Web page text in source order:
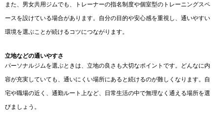
また、男女共用ジムでも、トレーナーの指名制度や個室型のトレーニングスペ
ースを設けている場合があります。自分の目的や安心感を重視し、通いやすい
環境を選ぶことが続けるコツにつながります。
立地などの通いやすさ
パーソナルジムを選ぶときは、立地の良さも大切なポイントです。どんなに内
容が充実していても、通いにくい場所にあると続けるのが難しくなります。自
宅や職場の近く、通勤ルート上など、日常生活の中で無理なく通える場所を選
びましょう。